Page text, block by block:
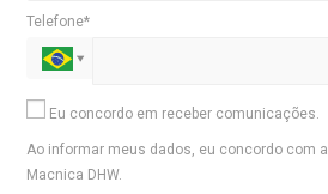
Telefone*
Eu concordo em receber comunicações.
Ao informar meus dados, eu concordo com a
Macnica DHW.